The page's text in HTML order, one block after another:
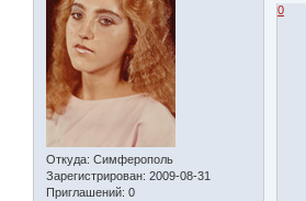
Откуда: Симферополь
Зарегистрирован: 2009-08-31
Приглашений: 0
0